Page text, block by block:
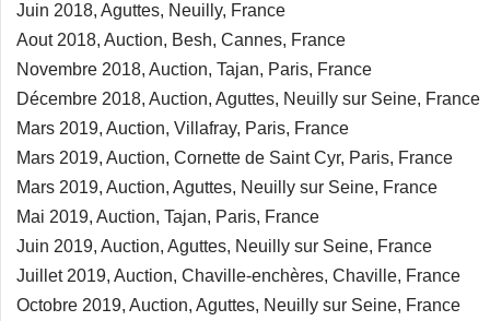
Juin 2018, Aguttes, Neuilly, France
Aout 2018, Auction, Besh, Cannes, France
Novembre 2018, Auction, Tajan, Paris, France
Décembre 2018, Auction, Aguttes, Neuilly sur Seine, France
Mars 2019, Auction, Villafray, Paris, France
Mars 2019, Auction, Cornette de Saint Cyr, Paris, France
Mars 2019, Auction, Aguttes, Neuilly sur Seine, France
Mai 2019, Auction, Tajan, Paris, France
Juin 2019, Auction, Aguttes, Neuilly sur Seine, France
Juillet 2019, Auction, Chaville-enchères, Chaville, France
Octobre 2019, Auction, Aguttes, Neuilly sur Seine, France